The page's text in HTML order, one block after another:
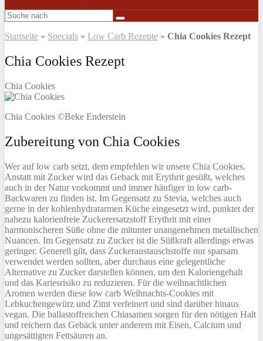
Startseite » Specials » Low Carb Rezepte » Chia Cookies Rezept
Chia Cookies Rezept
Chia Cookies
Chia Cookies ©Beke Enderstein
Zubereitung von Chia Cookies
Wer auf low carb setzt, dem empfehlen wir unsere Chia Cookies.
Anstatt mit Zucker wird das Geback mit Erythrit gesüßt, welches
auch in der Natur vorkommt und immer häufiger in low carb-
Backwaren zu finden ist. Im Gegensatz zu Stevia, welches auch
gerne in der kohlenhydratarmen Küche eingesetzt wird, punktet der
nahezu kalorienfreie Zuckerersatzstoff Erythrit mit einer
harmonischeren Süße ohne die mitunter unangenehmen metallischen
Nuancen. Im Gegensatz zu Zucker ist die Süßkraft allerdings etwas
geringer. Generell gilt, dass Zuckeraustauschstoffe nur sparsam
verwendet werden sollten, aber durchaus eine gelegentliche
Alternative zu Zucker darstellen können, um den Kaloriengehalt
und das Kariesrisiko zu reduzieren. Für die weihnachtlichen
Aromen werden diese low carb Weihnachts-Cookies mit
Lebkuchengewürz und Zimt verfeinert und sind darüber hinaus
vegan. Die ballastoffreichen Chiasamen sorgen für den nötigen Halt
und reichern das Gebäck unter anderem mit Eisen, Calcium und
ungesättigten Fettsäuren an.